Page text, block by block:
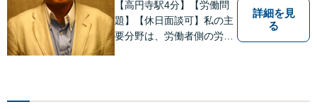
【高円寺駅4分】【労働問
題】【休日面談可】私の主
要分野は、労働者側の労働
詳細を見
る